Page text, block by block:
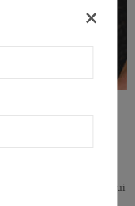
la Belgique
du Conseil
sur 5 priorités absolues qui
×